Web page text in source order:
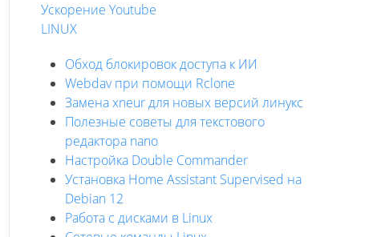
Ускорение Youtube
LINUX
Обход блокировок доступа к ИИ
Webdav при помощи Rclone
Замена xneur для новых версий линукс
Полезные советы для текстового
редактора nano
Настройка Double Commander
Установка Home Assistant Supervised на
Debian 12
Работа с дисками в Linux